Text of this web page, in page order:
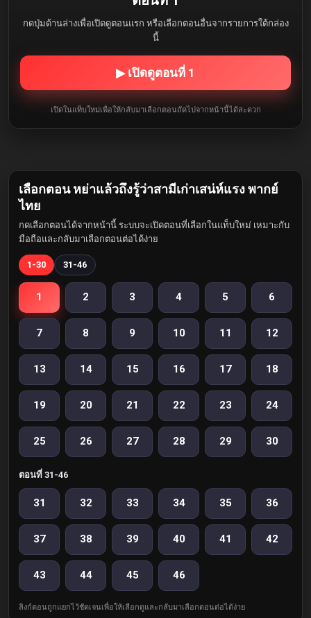
กดปุ่มด้านล่างเพื่อเปิดดูตอนแรก หรือเลือกตอนอื่นจากรายการใต้กล่อง
นี้
▶ เปิดดูตอนที่ 1
เปิดในแท็บใหม่เพื่อให้กลับมาเลือกตอนถัดไปจากหน้านี้ได้สะดวก
เลือกตอน หย่าแล้วถึงรู้ว่าสามีเก่าเสน่ห์แรง พากย์
ไทย
กดเลือกตอนได้จากหน้านี้ ระบบจะเปิดตอนที่เลือกในแท็บใหม่ เหมาะกับ
มือถือและกลับมาเลือกตอนต่อได้ง่าย
1-30 31-46
1 2 3 4 5 6
7 8 9 10 11 12
13 14 15 16 17 18
19 20 21 22 23 24
25 26 27 28 29 30
ตอนที่ 31-46
31 32 33 34 35 36
37 38 39 40 41 42
43 44 45 46
ลิงก์ตอนถูกแยกไว้ชัดเจนเพื่อให้เลือกดูและกลับมาเลือกตอนต่อได้ง่าย